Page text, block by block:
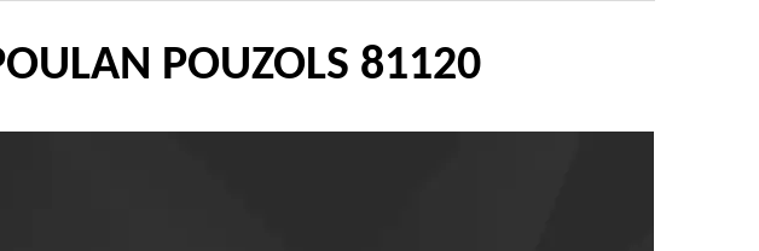
POUZOLS 81120